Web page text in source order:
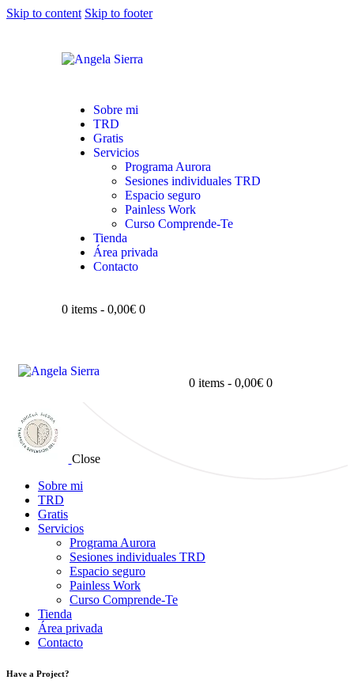
Skip to content Skip to footer
Sobre mi
TRD
Gratis
Servicios
Programa Aurora
Sesiones individuales TRD
Espacio seguro
Painless Work
Curso Comprende-Te
Tienda
Área privada
Contacto
0 items - 0,00€ 0
0 items - 0,00€ 0
Close
Sobre mi
TRD
Gratis
Servicios
Programa Aurora
Sesiones individuales TRD
Espacio seguro
Painless Work
Curso Comprende-Te
Tienda
Área privada
Contacto
Have a Project?